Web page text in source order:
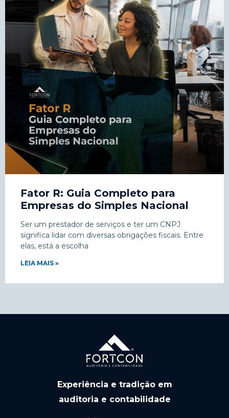
Fator R: Guia Completo para
Empresas do Simples Nacional
Ser um prestador de serviços e ter um CNPJ
significa lidar com diversas obrigações fiscais. Entre
elas, está a escolha
LEIA MAIS »
Experiência e tradição em
auditoria e contabilidade